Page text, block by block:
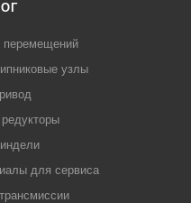
перемещений
узлы
для сервиса